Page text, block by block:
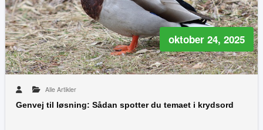
oktober 24, 2025
Alle Artikler
Genvej til løsning: Sådan spotter du temaet i krydsord